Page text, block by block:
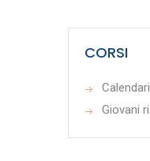
CORSI
Giovani